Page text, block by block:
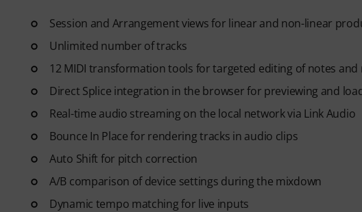
production, mixing fundamentals,
skills for turning ideas into release-ready
Session and Arrangement views for linear and non-linear
Unlimited number of tracks
12 MIDI transformation tools for targeted editing of notes
Direct Splice integration in the browser for previewing and
Real-time audio streaming on the local network via Link Audio
Bounce In Place for rendering tracks in audio clips
Auto Shift for pitch correction
A/B comparison of device settings during the mixdown
Dynamic tempo matching for live inputs